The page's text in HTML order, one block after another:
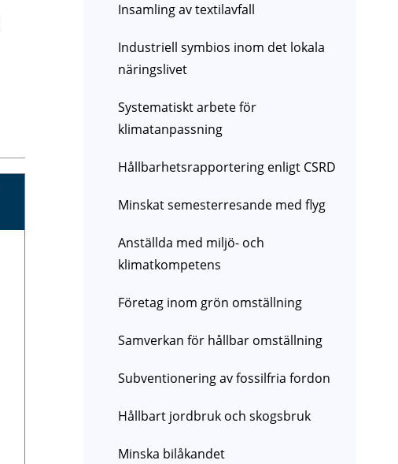
Insamling av textilavfall
Industriell symbios inom det lokala
näringslivet
Systematiskt arbete för
klimatanpassning
Hållbarhetsrapportering enligt CSRD
Minskat semesterresande med flyg
Anställda med miljö- och
klimatkompetens
Företag inom grön omställning
Samverkan för hållbar omställning
Subventionering av fossilfria fordon
Hållbart jordbruk och skogsbruk
Minska bilåkandet